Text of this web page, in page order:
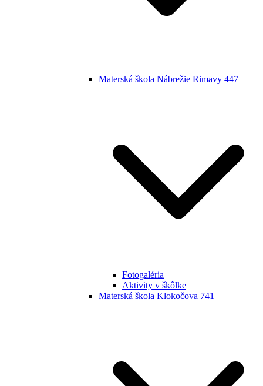
Materská škola Nábrežie Rimavy 447
Fotogaléria
Aktivity v škôlke
Materská škola Klokočova 741